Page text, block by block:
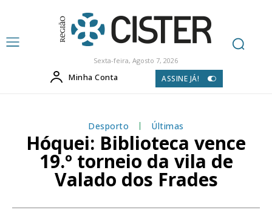
Sexta-feira, Agosto 7, 2026
Minha Conta ASSINE JÁ!
Desporto Últimas
Hóquei: Biblioteca vence
19.º torneio da vila de
Valado dos Frades